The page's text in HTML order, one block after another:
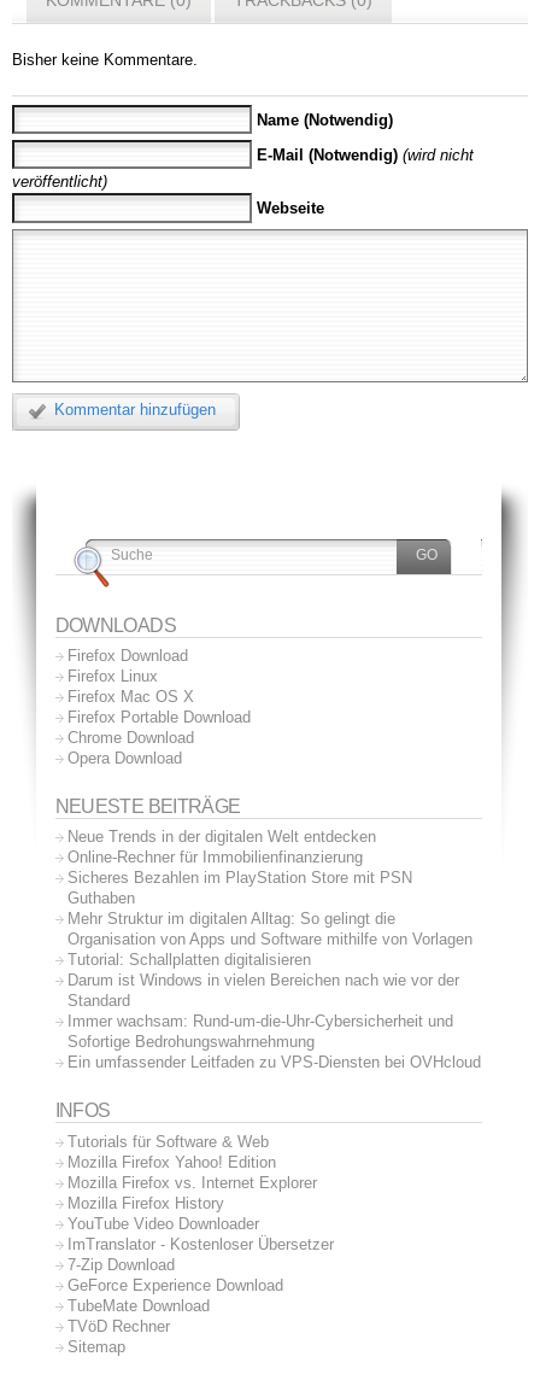
Bisher keine Kommentare.
Name (Notwendig)
E-Mail (Notwendig) (wird nicht
veröffentlicht)
Webseite
Kommentar hinzufügen
DOWNLOADS
Firefox Download
Firefox Linux
Firefox Mac OS X
Firefox Portable Download
Chrome Download
Opera Download
NEUESTE BEITRÄGE
Neue Trends in der digitalen Welt entdecken
Online-Rechner für Immobilienfinanzierung
Sicheres Bezahlen im PlayStation Store mit PSN
Guthaben
Mehr Struktur im digitalen Alltag: So gelingt die
Organisation von Apps und Software mithilfe von Vorlagen
Tutorial: Schallplatten digitalisieren
Darum ist Windows in vielen Bereichen nach wie vor der
Standard
Immer wachsam: Rund-um-die-Uhr-Cybersicherheit und
Sofortige Bedrohungswahrnehmung
Ein umfassender Leitfaden zu VPS-Diensten bei OVHcloud
INFOS
Tutorials für Software & Web
Mozilla Firefox Yahoo! Edition
Mozilla Firefox vs. Internet Explorer
Mozilla Firefox History
YouTube Video Downloader
ImTranslator - Kostenloser Übersetzer
7-Zip Download
GeForce Experience Download
TubeMate Download
TVöD Rechner
Sitemap